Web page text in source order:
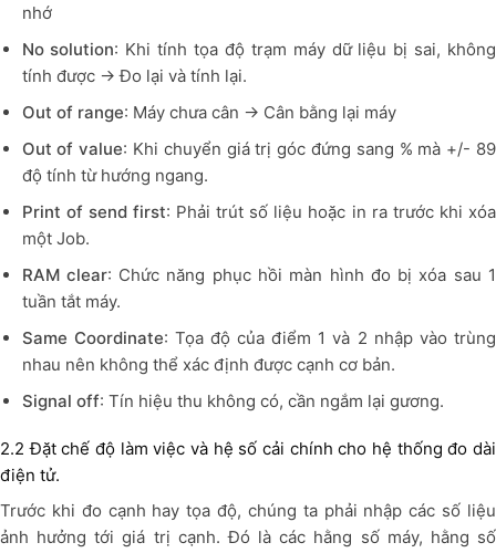
nhớ
No solution: Khi tính tọa độ trạm máy dữ liệu bị sai, không
tính được → Đo lại và tính lại.
Out of range: Máy chưa cân → Cân bằng lại máy
Out of value: Khi chuyển giá trị góc đứng sang % mà +/- 89
độ tính từ hướng ngang.
Print of send first: Phải trút số liệu hoặc in ra trước khi xóa
một Job.
RAM clear: Chức năng phục hồi màn hình đo bị xóa sau 1
tuần tắt máy.
Same Coordinate: Tọa độ của điểm 1 và 2 nhập vào trùng
nhau nên không thể xác định được cạnh cơ bản.
Signal off: Tín hiệu thu không có, cần ngắm lại gương.
2.2 Đặt chế độ làm việc và hệ số cải chính cho hệ thống đo dài
điện tử.
Trước khi đo cạnh hay tọa độ, chúng ta phải nhập các số liệu
ảnh hưởng tới giá trị cạnh. Đó là các hằng số máy, hằng số